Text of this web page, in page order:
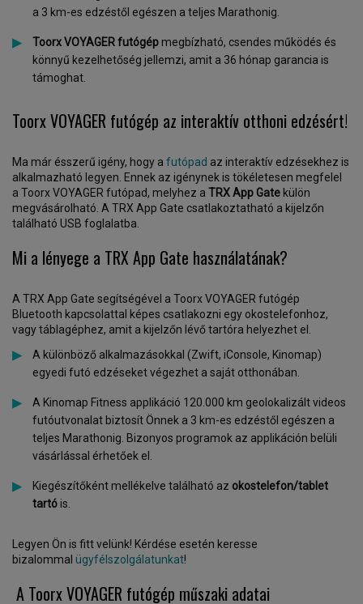
a 3 km-es edzéstől egészen a teljes Marathonig.
Toorx VOYAGER futógépmegbízható, csendes működés és
könnyű kezelhetőség jellemzi, amit a 36 hónap garancia is
támoghat.
Toorx VOYAGER futógép az interaktív otthoni edzésért!
Ma már ésszerű igény, hogy a futópad az interaktív edzésekhez is
alkalmazható legyen. Ennek az igénynek is tökéletesen megfelel
a Toorx VOYAGER futópad, melyhez a TRX App Gate külön
megvásárolható. A TRX App Gate csatlakoztatható a kijelzőn
található USB foglalatba.
Mi a lényege a TRX App Gate használatának?
A TRX App Gate segítségével a Toorx VOYAGER futógép
Bluetooth kapcsolattal képes csatlakozni egy okostelefonhoz,
vagy táblagéphez, amit a kijelzőn lévő tartóra helyezhet el.
A különböző alkalmazásokkal (Zwift, iConsole, Kinomap)
egyedi futó edzéseket végezhet a saját otthonában.
A Kinomap Fitness applikáció 120.000 km geolokalizált videos
futóutvonalat biztosít Önnek a 3 km-es edzéstől egészen a
teljes Marathonig. Bizonyos programok az applikáción belüli
vásárlással érhetőek el.
Kiegészítőként mellékelve található az okostelefon/tablet
tartóis.
Legyen Ön is fitt velünk! Kérdése esetén keresse
bizalommal ügyfélszolgálatunkat!
A Toorx VOYAGER futógép műszaki adatai